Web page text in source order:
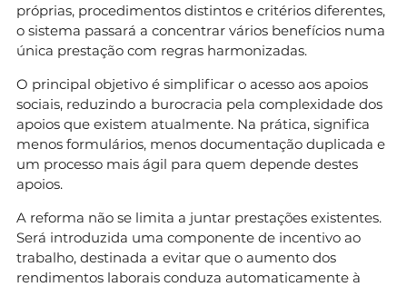
próprias, procedimentos distintos e critérios diferentes,
o sistema passará a concentrar vários benefícios numa
única prestação com regras harmonizadas.
O principal objetivo é simplificar o acesso aos apoios
sociais, reduzindo a burocracia pela complexidade dos
apoios que existem atualmente. Na prática, significa
menos formulários, menos documentação duplicada e
um processo mais ágil para quem depende destes
apoios.
A reforma não se limita a juntar prestações existentes.
Será introduzida uma componente de incentivo ao
trabalho, destinada a evitar que o aumento dos
rendimentos laborais conduza automaticamente à